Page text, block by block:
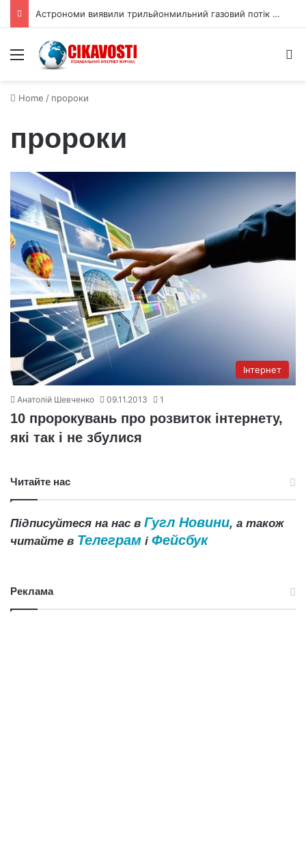
Астрономи виявили трильйонмильний газовий потік до GW Оріона
Menu
Home / пророки
пророки
Інтернет
Анатолій Шевченко 09.11.2013 1
10 пророкувань про розвиток інтернету,
які так і не збулися
Читайте нас
Підписуйтеся на нас в Гугл Новини, а також
читайте в Телеграм і Фейсбук
Реклама